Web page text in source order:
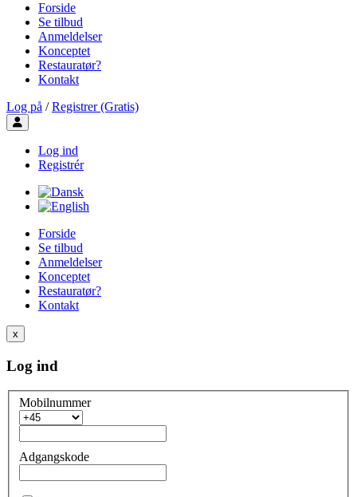
Forside
Se tilbud
Anmeldelser
Konceptet
Restauratør?
Kontakt
Log på / Registrer (Gratis)
Toggle user menu
Log ind
Registrér
Forside
Se tilbud
Anmeldelser
Konceptet
Restauratør?
Kontakt
x
Log ind
Mobilnummer
Adgangskode